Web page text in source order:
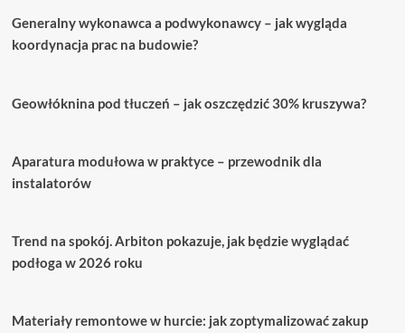
Generalny wykonawca a podwykonawcy – jak wygląda
koordynacja prac na budowie?
Geowłóknina pod tłuczeń – jak oszczędzić 30% kruszywa?
Aparatura modułowa w praktyce – przewodnik dla
instalatorów
Trend na spokój. Arbiton pokazuje, jak będzie wyglądać
podłoga w 2026 roku
Materiały remontowe w hurcie: jak zoptymalizować zakup